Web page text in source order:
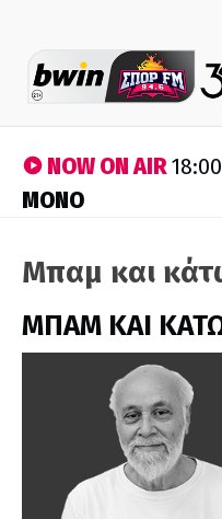
NOW ON AIR
ΜΟΝΟ
Μπαμ και
ΜΠΑΜ ΚΑΙ